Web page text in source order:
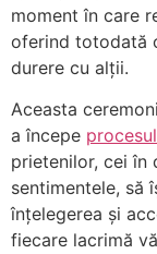
moment în care
oferind totodată
durere cu alții.
Aceasta
a începe
prietenilor, cei în
sentimentele, să
înțelegerea și
fiecare lacrimă